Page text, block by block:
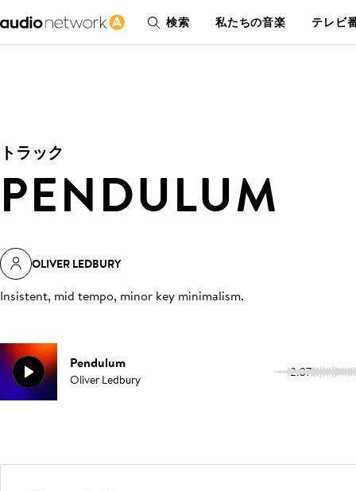
検索 私たちの音楽 テレビ
トラック
PENDULUM
OLIVER LEDBURY
Insistent, mid tempo, minor key minimalism.
Pendulum
Oliver Ledbury 2:37